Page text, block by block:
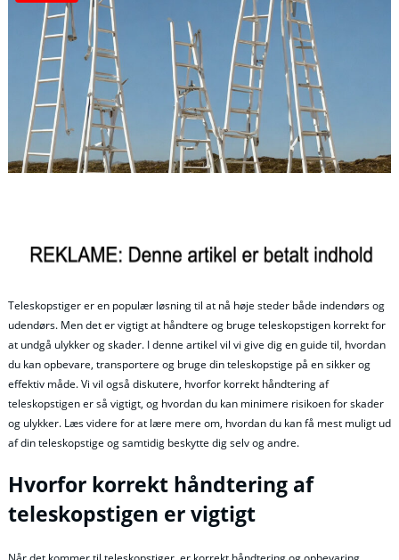
Teleskopstiger er en populær løsning til at nå høje steder både indendørs og
udendørs. Men det er vigtigt at håndtere og bruge teleskopstigen korrekt for
at undgå ulykker og skader. I denne artikel vil vi give dig en guide til, hvordan
du kan opbevare, transportere og bruge din teleskopstige på en sikker og
effektiv måde. Vi vil også diskutere, hvorfor korrekt håndtering af
teleskopstigen er så vigtigt, og hvordan du kan minimere risikoen for skader
og ulykker. Læs videre for at lære mere om, hvordan du kan få mest muligt ud
af din teleskopstige og samtidig beskytte dig selv og andre.
Hvorfor korrekt håndtering af
teleskopstigen er vigtigt